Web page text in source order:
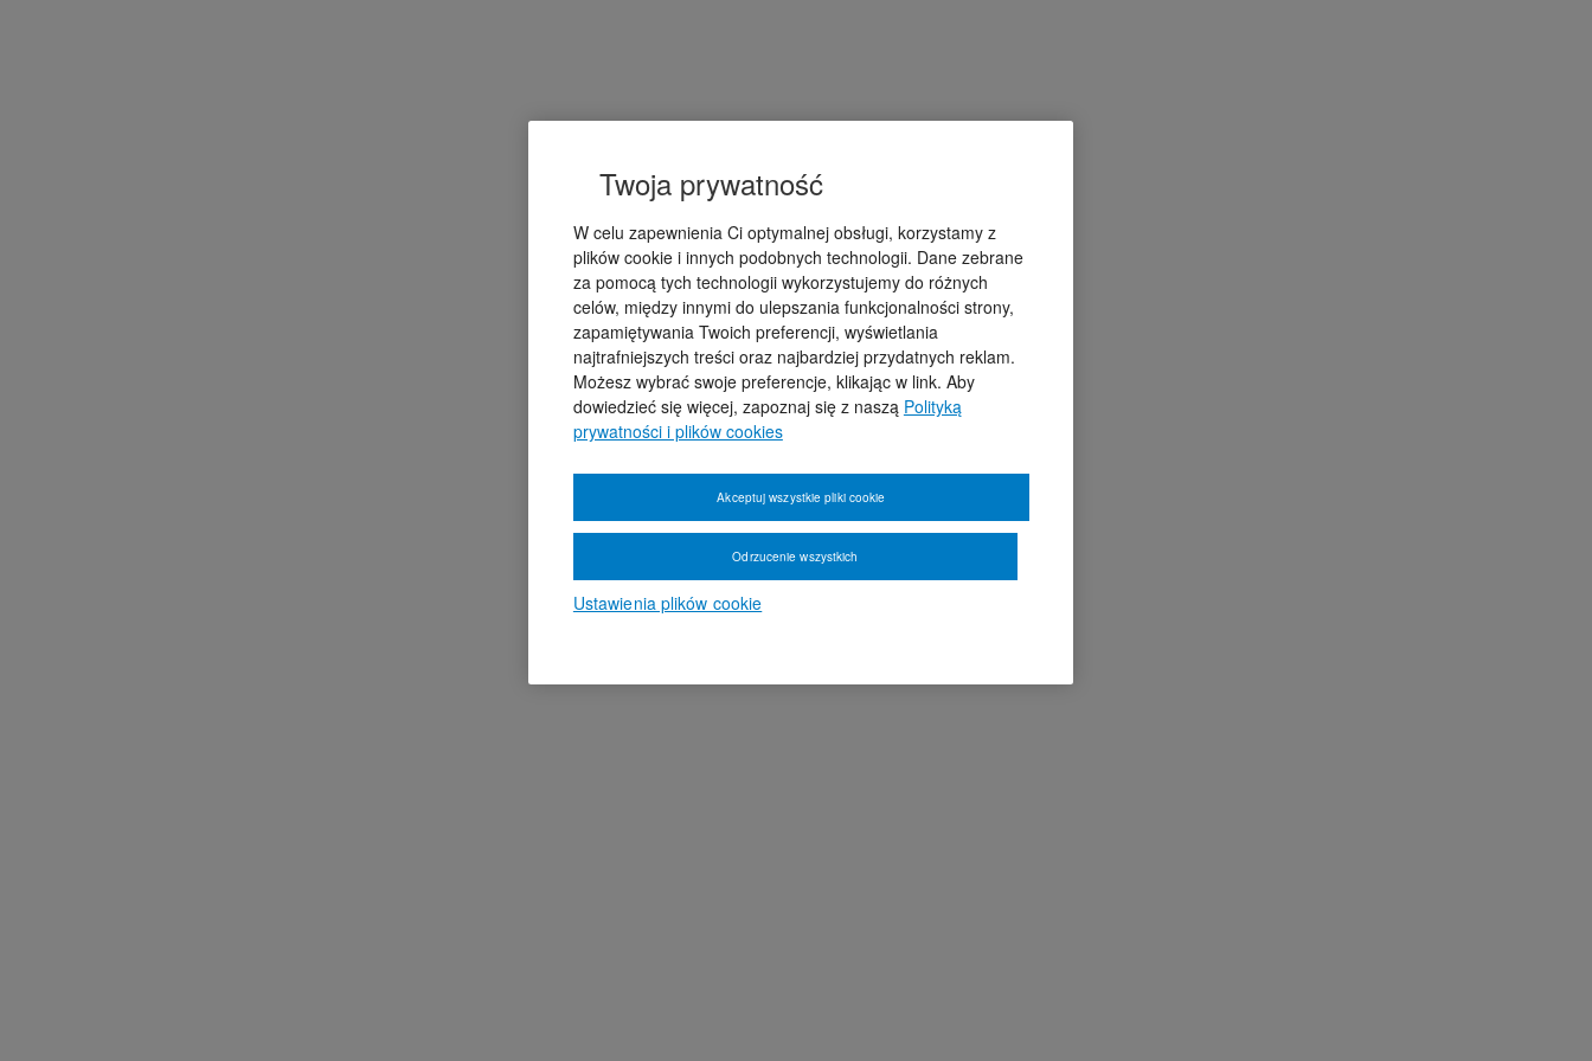
Twoja prywatność
W celu zapewnienia Ci optymalnej obsługi, korzystamy z
plików cookie i innych podobnych technologii. Dane zebrane
za pomocą tych technologii wykorzystujemy do różnych
celów, między innymi do ulepszania funkcjonalności strony,
zapamiętywania Twoich preferencji, wyświetlania
najtrafniejszych treści oraz najbardziej przydatnych reklam.
Możesz wybrać swoje preferencje, klikając w link. Aby
dowiedzieć się więcej, zapoznaj się z naszą Polityką
prywatności i plików cookies
Ustawienia plików cookie
Odrzucenie wszystkich
Akceptuj wszystkie pliki cookie